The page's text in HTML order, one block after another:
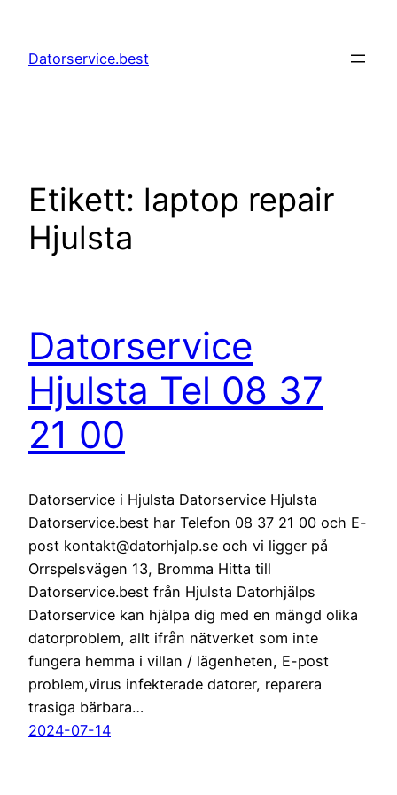
innehåll
Datorservice.best
Etikett: laptop repair
Hjulsta
Datorservice
Hjulsta Tel 08 37
21 00
Datorservice i Hjulsta Datorservice Hjulsta
Datorservice.best har Telefon 08 37 21 00 och E-
post kontakt@datorhjalp.se och vi ligger på
Orrspelsvägen 13, Bromma Hitta till
Datorservice.best från Hjulsta Datorhjälps
Datorservice kan hjälpa dig med en mängd olika
datorproblem, allt ifrån nätverket som inte
fungera hemma i villan / lägenheten, E-post
problem,virus infekterade datorer, reparera
trasiga bärbara…
2024-07-14